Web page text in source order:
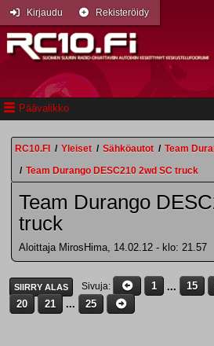
Päävalikko
Kirjaudu Rekisteröidy
RC10.FI / Yleiset / Sähköautot / Team
/ Team Durango DESC210 2wd SC truck
Team Durango
truck
Aloittaja MirosHima, 14.02.12 - klo: 21.57
SIIRRY ALAS Sivuja 1 ... 15
20
21 ... 25